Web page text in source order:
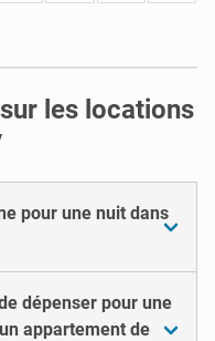
les locations
pour une nuit dans
dépenser pour une
appartement de